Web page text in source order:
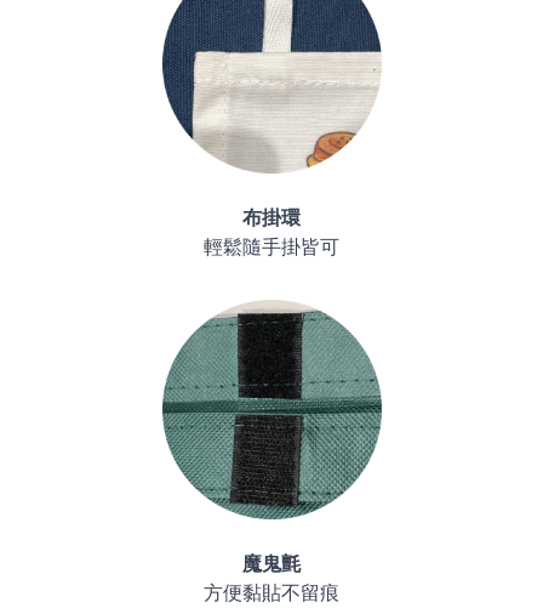
布掛環
輕鬆隨手掛皆可
魔鬼氈
方便黏貼不留痕